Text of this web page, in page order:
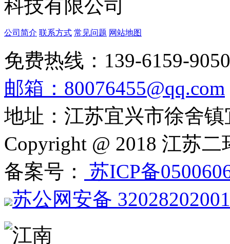
公司简介 联系方式 常见问题 网站地图
免费热线：139-6159-9050
邮箱：80076455@qq.com
地址：江苏宜兴市徐舍
Copyright @ 2018 江苏
备案号：
苏ICP备
苏公网安备